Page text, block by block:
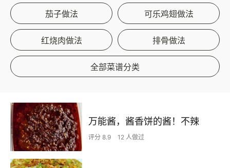
茄子做法 可乐鸡翅做法
红烧肉做法 排骨做法
全部菜谱分类
万能酱，酱香饼的酱！不辣
评分 8.9 12 人做过